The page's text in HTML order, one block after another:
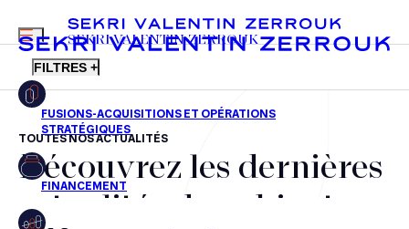
FR EN
MENU
SEKRI VALENTIN ZERROUK
FILTRES +
Fusions-acquisitions et opérations stratégiques
Financement
TOUTES NOS ACTUALITÉS
Découvrez les dernières
actualités du cabinet,